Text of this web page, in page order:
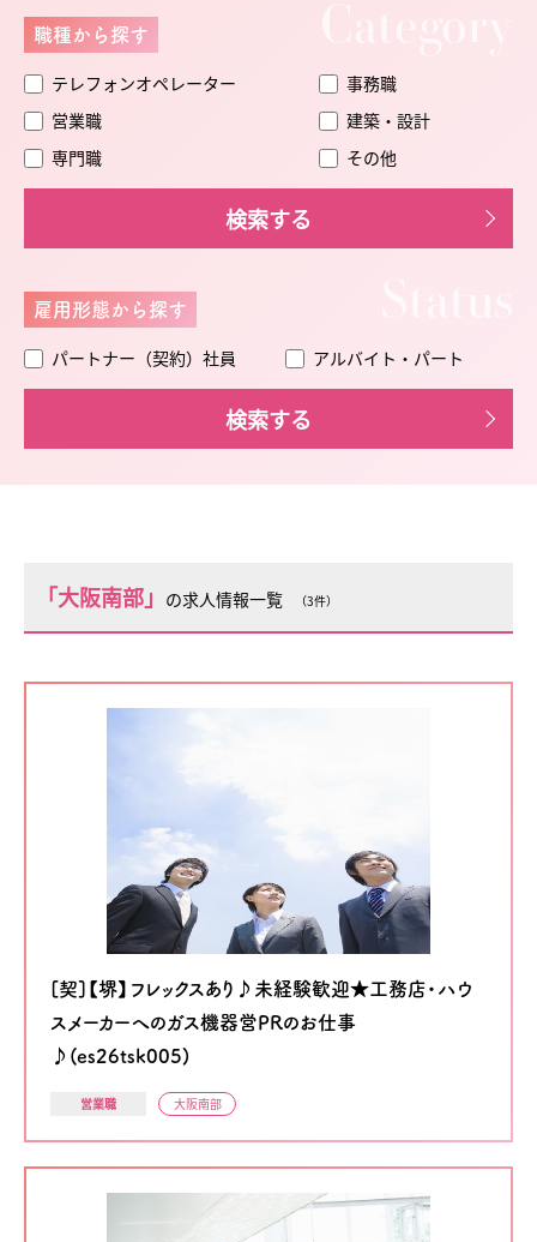
職種から探す
テレフォンオペレーター
事務職
営業職
建築・設計
専門職
その他
検索する
雇用形態から探す
パートナー（契約）社員 アルバイト・パート
検索する
「大阪南部」 の求人情報一覧 （3件）
[契]【堺】フレックスあり♪未経験歓迎★工務店・ハウ
スメーカーへのガス機器営PRのお仕事
♪(es26tsk005)
営業職 大阪南部